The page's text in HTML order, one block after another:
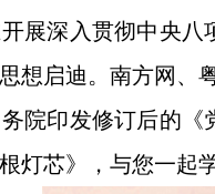
展深入贯彻中央
想启迪。南方网、
院印发修订后的
灯芯》，与您一起